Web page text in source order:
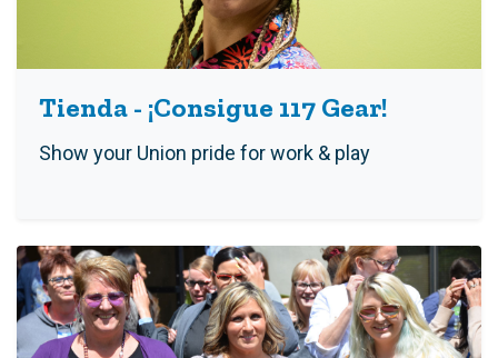
Tienda - ¡Consigue 117 Gear!
Show your Union pride for work & play